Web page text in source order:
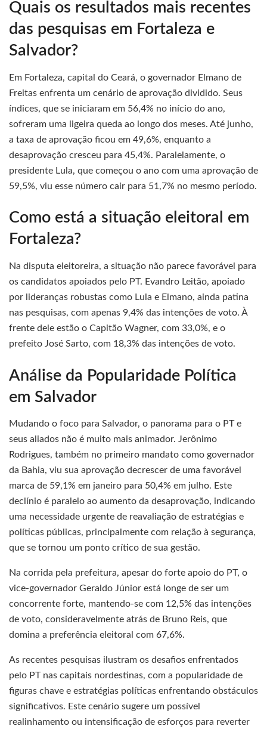
Quais os resultados mais recentes
das pesquisas em Fortaleza e
Salvador?
Em Fortaleza, capital do Ceará, o governador Elmano de
Freitas enfrenta um cenário de aprovação dividido. Seus
índices, que se iniciaram em 56,4% no início do ano,
sofreram uma ligeira queda ao longo dos meses. Até junho,
a taxa de aprovação ficou em 49,6%, enquanto a
desaprovação cresceu para 45,4%. Paralelamente, o
presidente Lula, que começou o ano com uma aprovação de
59,5%, viu esse número cair para 51,7% no mesmo período.
Como está a situação eleitoral em
Fortaleza?
Na disputa eleitoreira, a situação não parece favorável para
os candidatos apoiados pelo PT. Evandro Leitão, apoiado
por lideranças robustas como Lula e Elmano, ainda patina
nas pesquisas, com apenas 9,4% das intenções de voto. À
frente dele estão o Capitão Wagner, com 33,0%, e o
prefeito José Sarto, com 18,3% das intenções de voto.
Análise da Popularidade Política
em Salvador
Mudando o foco para Salvador, o panorama para o PT e
seus aliados não é muito mais animador. Jerônimo
Rodrigues, também no primeiro mandato como governador
da Bahia, viu sua aprovação decrescer de uma favorável
marca de 59,1% em janeiro para 50,4% em julho. Este
declínio é paralelo ao aumento da desaprovação, indicando
uma necessidade urgente de reavaliação de estratégias e
políticas públicas, principalmente com relação à segurança,
que se tornou um ponto crítico de sua gestão.
Na corrida pela prefeitura, apesar do forte apoio do PT, o
vice-governador Geraldo Júnior está longe de ser um
concorrente forte, mantendo-se com 12,5% das intenções
de voto, consideravelmente atrás de Bruno Reis, que
domina a preferência eleitoral com 67,6%.
As recentes pesquisas ilustram os desafios enfrentados
pelo PT nas capitais nordestinas, com a popularidade de
figuras chave e estratégias políticas enfrentando obstáculos
significativos. Este cenário sugere um possível
realinhamento ou intensificação de esforços para reverter